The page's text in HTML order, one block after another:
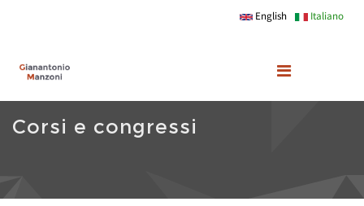
English Italiano
Corsi e congressi